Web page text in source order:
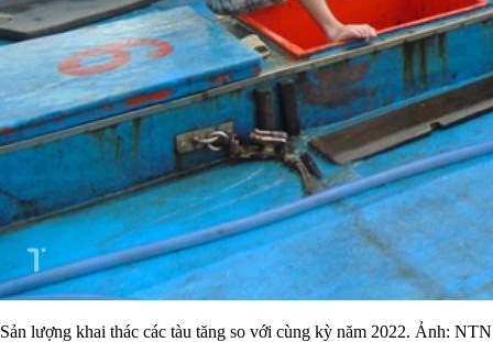
Sản lượng khai thác các tàu tăng so với cùng kỳ năm 2022. Ảnh: NTN